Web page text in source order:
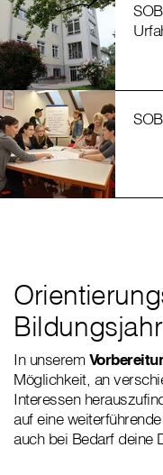
Bildungsjahr
In unserem
Möglichkeit, an
Interessen
auf eine
auch bei Bedarf deine